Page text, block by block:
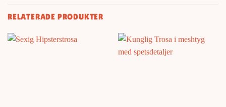
RELATERADE PRODUKTER